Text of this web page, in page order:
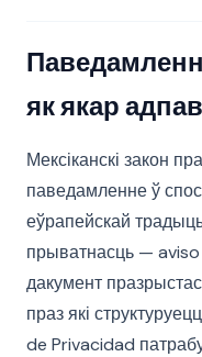
як якар
Мексіканскі закон
паведамленне ў
еўрапейскай
прыватнасць —
дакумент
праз які
de Privacidad